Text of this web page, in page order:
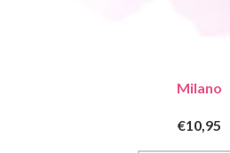
Milano
€10,95